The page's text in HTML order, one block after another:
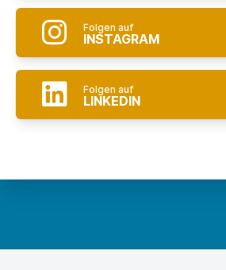
Folgen auf
INSTAGRAM
Folgen auf
LINKEDIN